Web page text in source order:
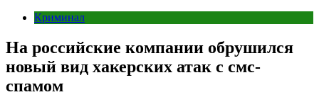
Криминал
На российские компании обрушился
новый вид хакерских атак с смс-
спамом